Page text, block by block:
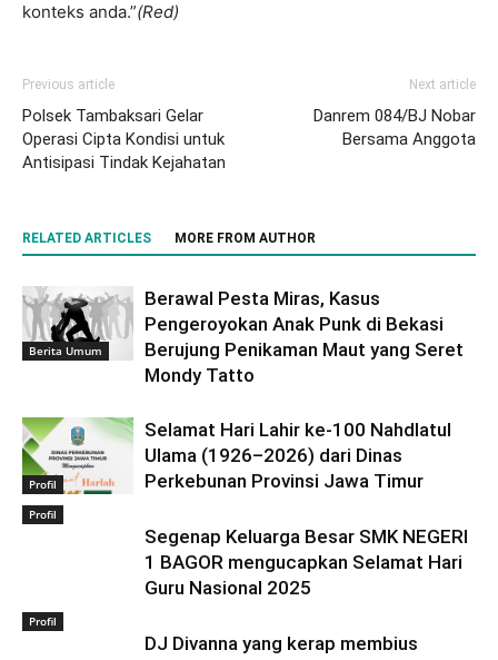
konteks anda.”(Red)
Previous article
Polsek Tambaksari Gelar
Operasi Cipta Kondisi untuk
Antisipasi Tindak Kejahatan
Next article
Danrem 084/BJ Nobar
Bersama Anggota
RELATED ARTICLES MORE FROM AUTHOR
Berita Umum
Berawal Pesta Miras, Kasus
Pengeroyokan Anak Punk di Bekasi
Berujung Penikaman Maut yang Seret
Mondy Tatto
Profil
Selamat Hari Lahir ke-100 Nahdlatul
Ulama (1926–2026) dari Dinas
Perkebunan Provinsi Jawa Timur
Profil
Segenap Keluarga Besar SMK NEGERI
1 BAGOR mengucapkan Selamat Hari
Guru Nasional 2025
Profil
DJ Divanna yang kerap membius